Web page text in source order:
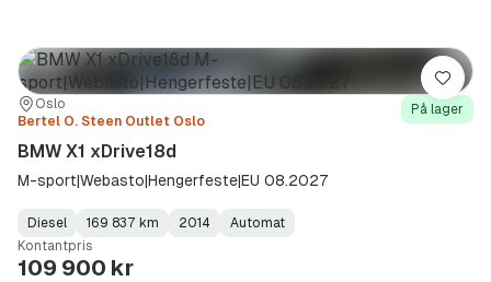
Sted:
Oslo
Forhandler:
Bertel O. Steen Outlet Oslo
På lager
BMW X1 xDrive18d
M-sport|Webasto|Hengerfeste|EU 08.2027
Fuel
Type:
Diesel
Kilometerstand:
169 837 km
Model
Year:
2014
Gearbox
Type:
Automat
Kontantpris
109 900 kr
Lagre